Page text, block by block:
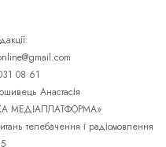
08 61
Анастасія
МЕДІАПЛАТФОРМА»
телебачення і радіомовлення